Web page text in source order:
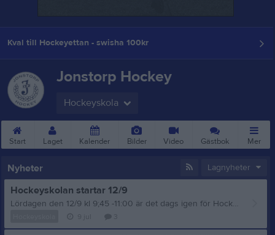
Kval till Hockeyettan - swisha 100kr
Jonstorp Hockey
Hockeyskola
Start Laget Kalender Bilder Video Gästbok Mer
Nyheter Lagnyheter
Hockeyskolan startar 12/9
Lördagen den 12/9 kl 9;45 -11:00 är det dags igen för Hockeyskolan att starta upp ! Tre kronors hockeyskola ger alla barn en bra och rolig start på hockeyresan! Här lär man sig grunderna i ishockey i sin egen takt. Vi vill att alla ska lyckas, känna glädje och få uppleva den samhörighet som finns inom ishockeyn och i vår förening. När det gäller utrustning så är det krav att barnen har hjälm med galler, halsskydd, samt skridskor och klubba. Övrig utrustning finns att låna i föreningen (finns ett visst antal) Den 1/9 är ni välkomna på ett informationsmöte i Jonstorp ishall. För alla vårdnadshavare till barn i hockeyskolan. Vi träffas uppe i konferensrummet kl 18:00. Varmt välkomna! Vid frågor kontakta; Gustafstroem@outlook.com